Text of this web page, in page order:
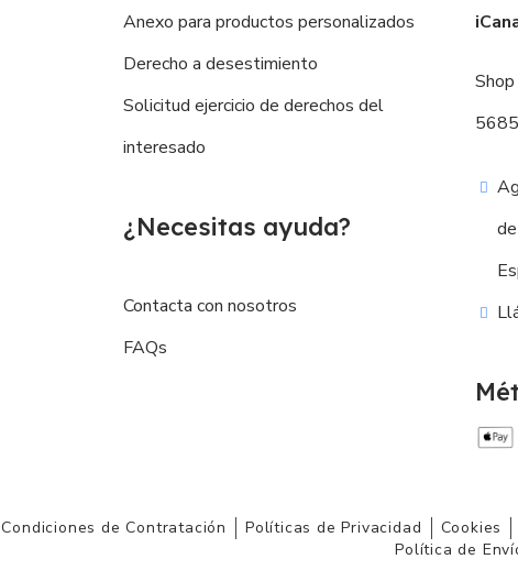
Anexo para productos personalizados
Derecho a desestimiento
Solicitud ejercicio de derechos del
interesado
¿Necesitas ayuda?
Contacta con nosotros
FAQs
Condiciones de Contratación Políticas de Privacidad Cookies
Política de